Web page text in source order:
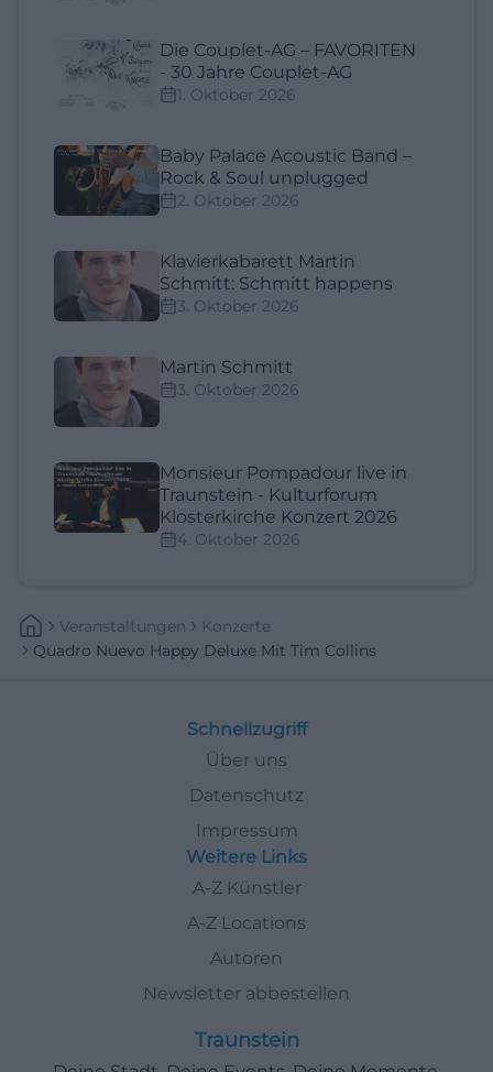
Die Couplet-AG – FAVORITEN
- 30 Jahre Couplet-AG
1. Oktober 2026
Baby Palace Acoustic Band –
Rock & Soul unplugged
2. Oktober 2026
Klavierkabarett Martin
Schmitt: Schmitt happens
3. Oktober 2026
Martin Schmitt
3. Oktober 2026
Monsieur Pompadour live in
Traunstein - Kulturforum
Klosterkirche Konzert 2026
4. Oktober 2026
Veranstaltungen
Konzerte
Quadro Nuevo Happy Deluxe Mit Tim Collins
Schnellzugriff
Über uns
Datenschutz
Impressum
Weitere Links
A-Z Künstler
A-Z Locations
Autoren
Newsletter abbestellen
Traunstein